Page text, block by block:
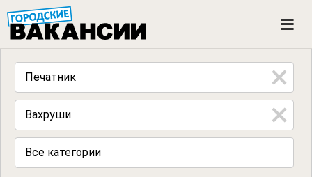
n
Все категории